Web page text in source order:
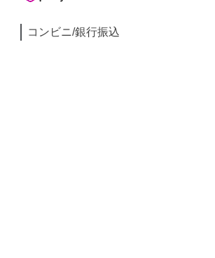
コンビニ/銀行振込